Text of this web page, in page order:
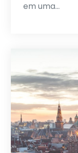
em uma…